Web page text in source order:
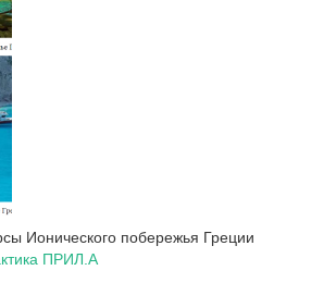
Ионического побережья Греции
ПРИЛ.А